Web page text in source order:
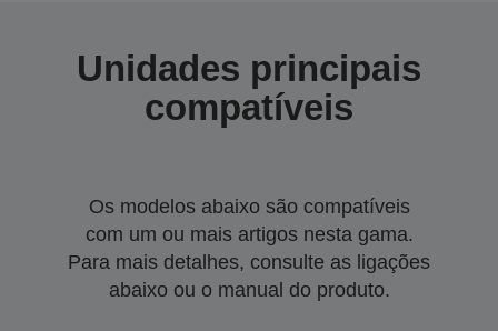
Unidades principais
compatíveis
Os modelos abaixo são compatíveis
com um ou mais artigos nesta gama.
Para mais detalhes, consulte as ligações
abaixo ou o manual do produto.